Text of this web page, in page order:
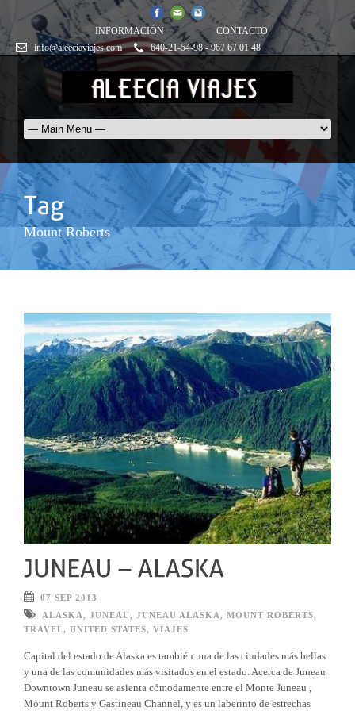
INFORMACIÓN
CONTACTO
info@aleeciaviajes.com
640-21-54-98 - 967 67 01 48
Mount Roberts
07 SEP 2013
ALASKA, JUNEAU, JUNEAU ALASKA, MOUNT ROBERTS,
TRAVEL, UNITED STATES, VIAJES
Capital del estado de Alaska es también una de las ciudades más bellas
y una de las comunidades más visitados en el estado. Acerca de Juneau
Downtown Juneau se asienta cómodamente entre el Monte Juneau ,
Mount Roberts y Gastineau Channel, y es un laberinto de estrechas